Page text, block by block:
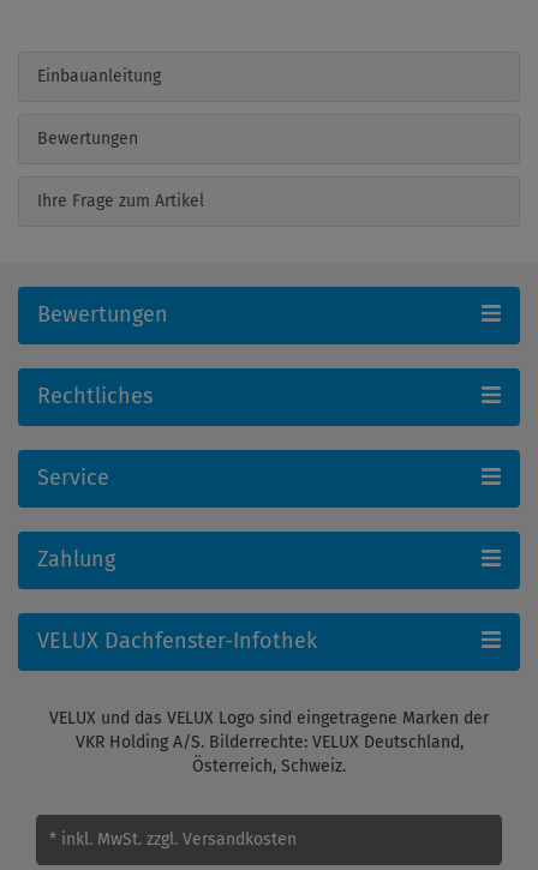
Einbauanleitung
Bewertungen
Ihre Frage zum Artikel
Bewertungen
Rechtliches
Service
Zahlung
VELUX Dachfenster-Infothek
VELUX und das VELUX Logo sind eingetragene Marken der
VKR Holding A/S. Bilderrechte: VELUX Deutschland,
Österreich, Schweiz.
* inkl. MwSt. zzgl. Versandkosten